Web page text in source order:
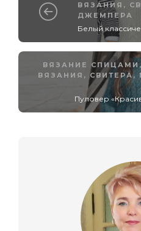
ВЯЗАНИЯ ,
ДЖЕМПЕРА
Белый
ВЯЗАНИЕ СПИЦАМИ
ВЯЗАНИЯ , СВИТЕРА,
Пуловер